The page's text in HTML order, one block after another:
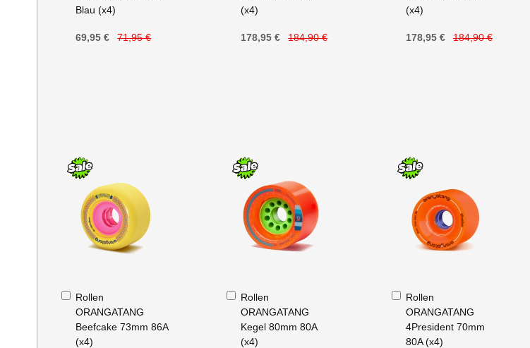
Blau (x4)
69,95 € 71,95 €
(x4)
178,95 € 184,90 €
(x4)
178,95 € 184,90 €
Rollen
ORANGATANG
Beefcake 73mm 86A
(x4)
In
den
Warenkorb
Rollen
ORANGATANG
Kegel 80mm 80A
(x4)
In
den
Warenkorb
Rollen
ORANGATANG
4President 70mm
80A (x4)
In
den
Warenkorb